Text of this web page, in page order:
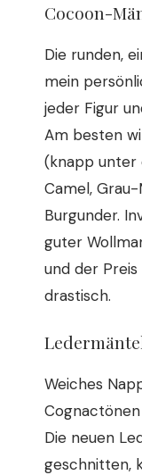
Cocoon-
Die runden,
mein
jeder Figur
Am besten
(knapp unter
Camel,
Burgunder.
guter
und der
drastisch.
Weiches
Die neuen
geschnitten,